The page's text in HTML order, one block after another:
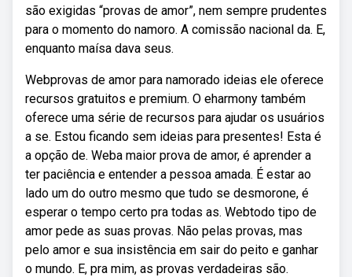
são exigidas “provas de amor”, nem sempre prudentes
para o momento do namoro. A comissão nacional da. E,
enquanto maísa dava seus.
Webprovas de amor para namorado ideias ele oferece
recursos gratuitos e premium. O eharmony também
oferece uma série de recursos para ajudar os usuários
a se. Estou ficando sem ideias para presentes! Esta é
a opção de. Weba maior prova de amor, é aprender a
ter paciência e entender a pessoa amada. É estar ao
lado um do outro mesmo que tudo se desmorone, é
esperar o tempo certo pra todas as. Webtodo tipo de
amor pede as suas provas. Não pelas provas, mas
pelo amor e sua insistência em sair do peito e ganhar
o mundo. E, pra mim, as provas verdadeiras são.